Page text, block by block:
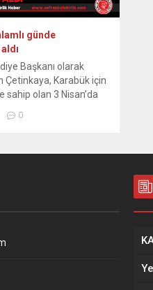
günde
Başkanı olarak
Çetinkaya, Karabük için
sahip olan 3 Nisan’da
önde göğüsleyen
eden Çetinkaya,
0